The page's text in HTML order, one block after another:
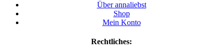
Über annaliebst
Shop
Mein Konto
Rechtliches: